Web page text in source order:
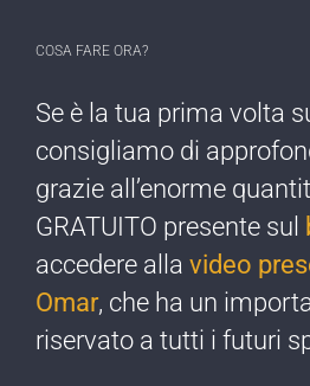
COSA FARE ORA?
Se è la tua prima ​volta
consigliamo di
grazie all’enorme
GRATUITO presente sul
accedere alla video
Omar, che ha un
riservato a tutti i futuri